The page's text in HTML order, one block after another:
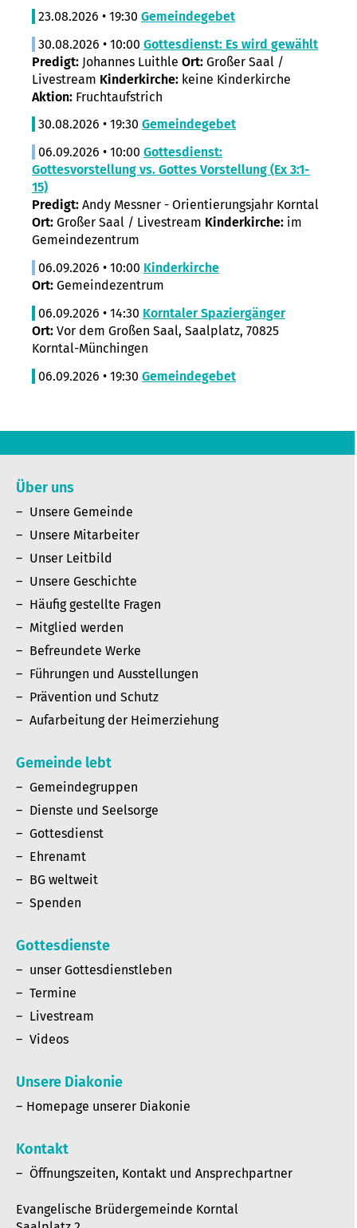
23.08.2026 • 19:30 Gemeindegebet
30.08.2026 • 10:00 Gottesdienst: Es wird gewählt
Predigt: Johannes Luithle Ort: Großer Saal /
Livestream Kinderkirche: keine Kinderkirche
Aktion: Fruchtaufstrich
30.08.2026 • 19:30 Gemeindegebet
06.09.2026 • 10:00 Gottesdienst:
Gottesvorstellung vs. Gottes Vorstellung (Ex 3:1-
15)
Predigt: Andy Messner - Orientierungsjahr Korntal
Ort: Großer Saal / Livestream Kinderkirche: im
Gemeindezentrum
06.09.2026 • 10:00 Kinderkirche
Ort: Gemeindezentrum
06.09.2026 • 14:30 Korntaler Spaziergänger
Ort: Vor dem Großen Saal, Saalplatz, 70825
Korntal-Münchingen
06.09.2026 • 19:30 Gemeindegebet
Über uns
Unsere Gemeinde
Unsere Mitarbeiter
Unser Leitbild
Unsere Geschichte
Häufig gestellte Fragen
Mitglied werden
Befreundete Werke
Führungen und Ausstellungen
Prävention und Schutz
Aufarbeitung der Heimerziehung
Gemeinde lebt
Gemeindegruppen
Dienste und Seelsorge
Gottesdienst
Ehrenamt
BG weltweit
Spenden
Gottesdienste
unser Gottesdienstleben
Termine
Livestream
Videos
Unsere Diakonie
Homepage unserer Diakonie
Kontakt
Öffnungszeiten, Kontakt und Ansprechpartner
Evangelische Brüdergemeinde Korntal